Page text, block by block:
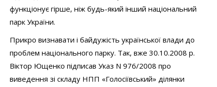
функціонує гірше, ніж будь-який інший національний
парк України.
Прикро визнавати і байдужість української влади до
проблем національного парку. Так, вже 30.10.2008 р.
Віктор Ющенко підписав Указ N 976/2008 про
виведення зі складу НПП «Голосіївський» ділянки